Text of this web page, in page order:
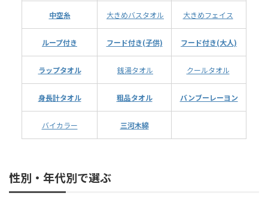
中空糸 大きめバスタオル 大きめフェイス
ループ付き フード付き(子供) フード付き(大人)
ラップタオル 銭湯タオル クールタオル
身長計タオル 粗品タオル バンブーレーヨン
バイカラー 三河木綿
性別・年代別で選ぶ